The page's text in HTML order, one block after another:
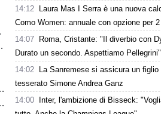
14:12
Laura Mas I Serra è una nuova
Como Women: annuale con opzione per 2
14:07
Roma, Cristante: "Il diverbio con
Durato un secondo. Aspettiamo Pellegrini"
14:02
La Sanremese si assicura un figlio
tesserato Simone Andrea Ganz
14:00
Inter, l'ambizione di Bisseck: